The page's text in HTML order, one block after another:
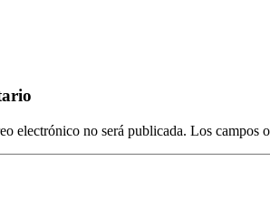
electrónico no será publicada. Los campos